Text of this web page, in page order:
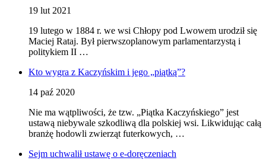
19 lut 2021
19 lutego w 1884 r. we wsi Chłopy pod Lwowem urodził się
Maciej Rataj. Był pierwszoplanowym parlamentarzystą i
politykiem II …
Kto wygra z Kaczyńskim i jego „piątką”?
14 paź 2020
Nie ma wątpliwości, że tzw. „Piątka Kaczyńskiego” jest
ustawą niebywale szkodliwą dla polskiej wsi. Likwidując całą
branżę hodowli zwierząt futerkowych, …
Sejm uchwalił ustawę o e-doręczeniach